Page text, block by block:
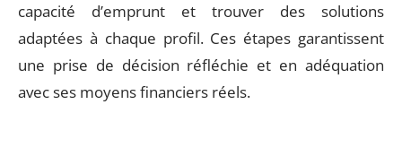
capacité d’emprunt et trouver des solutions
adaptées à chaque profil. Ces étapes garantissent
une prise de décision réfléchie et en adéquation
avec ses moyens financiers réels.